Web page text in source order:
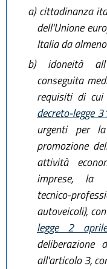
a)cittadinanza
dell'Unione
Italia da
b)idoneità
conseguita
requisiti di
decreto-legge
urgenti per
promozione
attività
imprese, la
tecnico-
autoveicoli),
legge 2
deliberazione
all'articolo 3,